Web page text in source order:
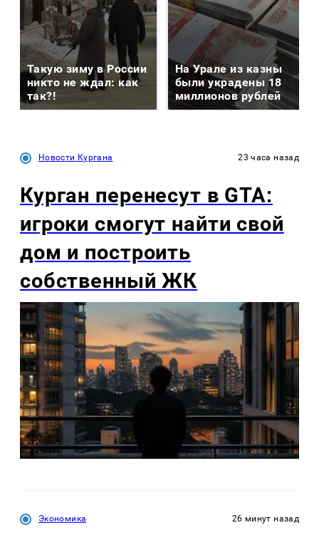
Такую зиму в России
никто не ждал: как
так?!
На Урале из казны
были украдены 18
миллионов рублей
Новости Кургана 23 часа назад
Курган перенесут в GTA:
игроки смогут найти свой
дом и построить
собственный ЖК
Экономика 26 минут назад